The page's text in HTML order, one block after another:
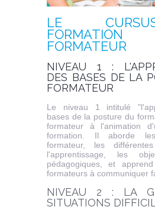
LE
FORMATEUR
NIVEAU 1 :
DES BASES DE LA
FORMATEUR
Le niveau 1 intitulé
bases de la posture du
formateur à l'animation
formation. Il aborde
formateur, les
l'apprentissage, les
pédagogiques, et
formateurs à communiquer
NIVEAU 2 : LA
SITUATIONS